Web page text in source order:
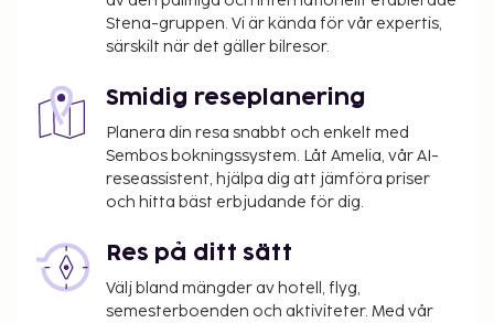
Restaurant eller köpa något att äta i deras
snackbar/deli. Ta en drink på boendets bar vid
strandbarer. Här erbjuds en gratis frukostbuffé
dagligen mellan 07.30 och 10.00.
Du kommer att ombes att betala följande avgifter
på boendet – avgifterna kan inkludera tillämpliga
Stadsskatt: 0.38 EUR per person per natt
Vi har listat alla tilläggsavgifter som boendet har
upplyst oss om.
Stena-gruppen. Vi är kända för vår expertis,
särskilt när det gäller bilresor.
Smidig reseplanering
Planera din resa snabbt och enkelt med
Sembos bokningssystem. Låt Amelia, vår AI-
reseassistent, hjälpa dig att jämföra priser
och hitta bäst erbjudande för dig.
Res på ditt sätt
Välj bland mängder av hotell, flyg,
semesterboenden och aktiviteter. Med vår